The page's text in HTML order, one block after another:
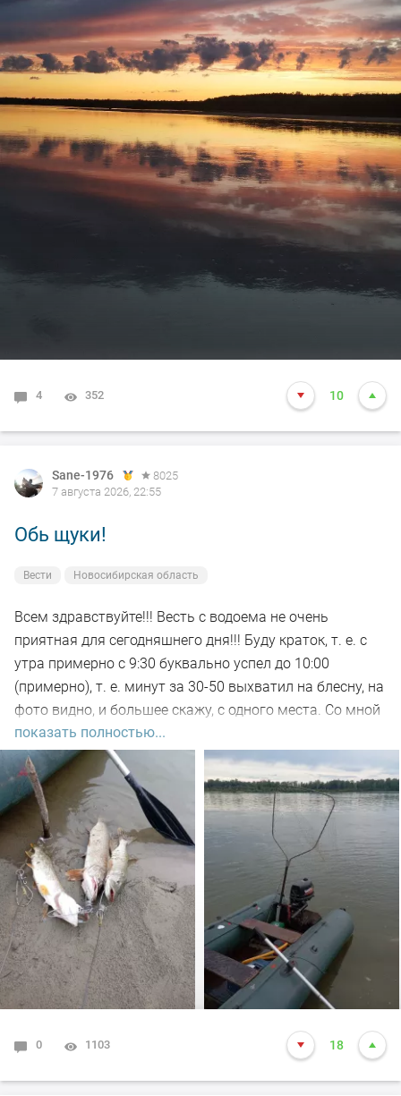
4 352 10
Sane-1976
8025
7 августа 2026, 22:55
Обь щуки!
Вести Новосибирская область
Всем здравствуйте!!! Весть с водоема не очень
приятная для сегодняшнего дня!!! Буду краток, т. е. с
утра примерно с 9:30 буквально успел до 10:00
(примерно), т. е. минут за 30-50 выхватил на блесну, на
фото видно, и большее скажу, с одного места. Со мной
был рыбак, который рыбачил с берега, т. е. я его увез
на остров на белую рыбу, а сам дальше, как обычно, по
корягам. Уже много написал)))). Так вот, сегодня
долбил до вечера выхода не как от слова совсем!!! Но
произошло не которое событие. Я предупредил деда
т.е собирайся домой, а сам от него 100м. И в отвес
между бревен я опустил блесну и понятно толи зацеп,
толи рыба, да оказалось опять дур махина, но я думаю
14-15 это точно. Так вот она меня помучила и я ее в
подскак, сильно ударила и в сплеск. Как так
получилось что в посадке осталась одна блесна. Ну и
как всегда вам нхнч!!!
показать полностью...
0 1103 18